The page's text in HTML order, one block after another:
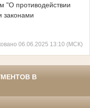
"О противодействии
законами
06.06.2025 13:10 (МСК)
В